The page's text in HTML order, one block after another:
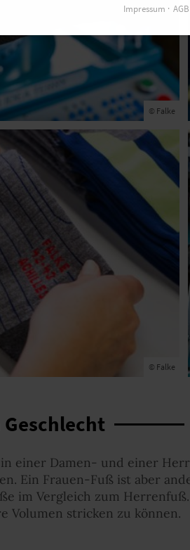
© Falke
© Falke
in einer Damen- und einer
Ein Frauen-Fuß ist aber
im Vergleich zum
Volumen stricken zu können.
Impressum AGB